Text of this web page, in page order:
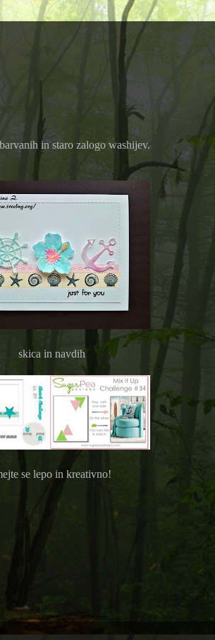
in staro zalogo washijev.
skica in navdih
se lepo in kreativno!